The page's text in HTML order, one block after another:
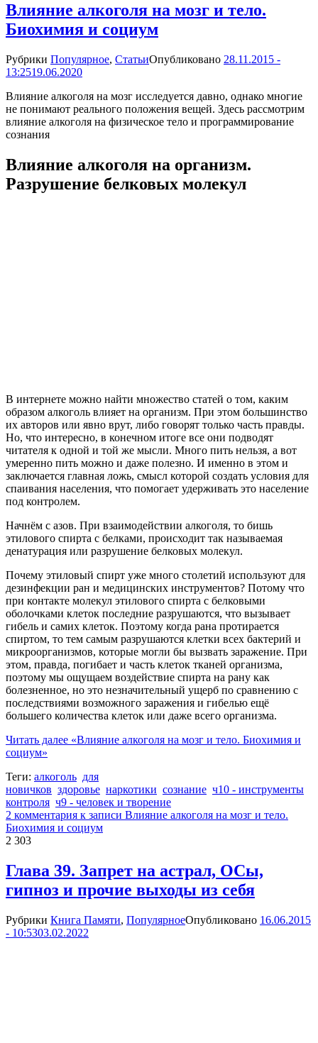
Влияние алкоголя на мозг и тело.
Биохимия и социум
Рубрики Популярное, СтатьиОпубликовано 28.11.2015 -
13:2519.06.2020
Влияние алкоголя на мозг исследуется давно, однако многие
не понимают реального положения вещей. Здесь рассмотрим
влияние алкоголя на физическое тело и программирование
сознания
Влияние алкоголя на организм.
Разрушение белковых молекул
В интернете можно найти множество статей о том, каким
образом алкоголь влияет на организм. При этом большинство
их авторов или явно врут, либо говорят только часть правды.
Но, что интересно, в конечном итоге все они подводят
читателя к одной и той же мысли. Много пить нельзя, а вот
умеренно пить можно и даже полезно. И именно в этом и
заключается главная ложь, смысл которой создать условия для
спаивания населения, что помогает удерживать это население
под контролем.
Начнём с азов. При взаимодействии алкоголя, то бишь
этилового спирта с белками, происходит так называемая
денатурация или разрушение белковых молекул.
Почему этиловый спирт уже много столетий используют для
дезинфекции ран и медицинских инструментов? Потому что
при контакте молекул этилового спирта с белковыми
оболочками клеток последние разрушаются, что вызывает
гибель и самих клеток. Поэтому когда рана протирается
спиртом, то тем самым разрушаются клетки всех бактерий и
микроорганизмов, которые могли бы вызвать заражение. При
этом, правда, погибает и часть клеток тканей организма,
поэтому мы ощущаем воздействие спирта на рану как
болезненное, но это незначительный ущерб по сравнению с
последствиями возможного заражения и гибелью ещё
большего количества клеток или даже всего организма.
Читать далее «Влияние алкоголя на мозг и тело. Биохимия и
социум»
Теги: алкоголь для
новичков здоровье наркотики сознание ч10 - инструменты
контроля ч9 - человек и творение
2 комментария к записи Влияние алкоголя на мозг и тело.
Биохимия и социум
2 303
Глава 39. Запрет на астрал, ОСы,
гипноз и прочие выходы из себя
Рубрики Книга Памяти, ПопулярноеОпубликовано 16.06.2015
- 10:5303.02.2022